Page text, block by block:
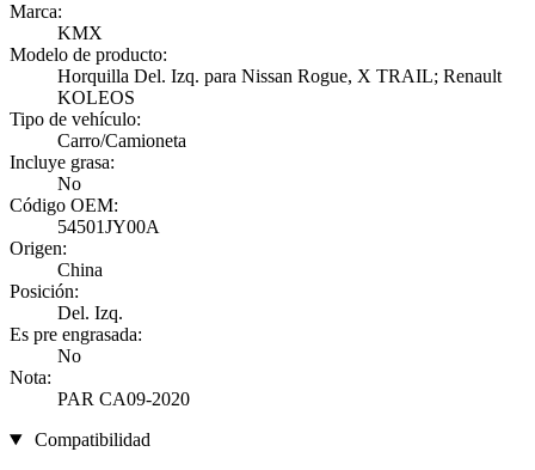
Marca:
KMX
Modelo de producto:
Horquilla Del. Izq. para Nissan Rogue, X TRAIL; Renault
KOLEOS
Tipo de vehículo:
Carro/Camioneta
Incluye grasa:
No
Código OEM:
54501JY00A
Origen:
China
Posición:
Del. Izq.
Es pre engrasada:
No
Nota:
PAR CA09-2020
Compatibilidad